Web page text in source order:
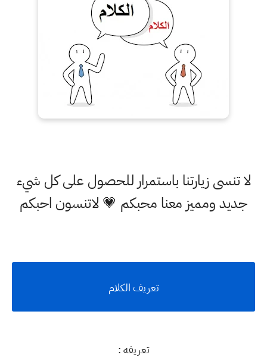
لا تنسى زيارتنا باستمرار للحصول على كل شيء
جديد ومميز معنا محبكم 💗 لاتنسون احبكم
تعريف الكلام
تعريفه :